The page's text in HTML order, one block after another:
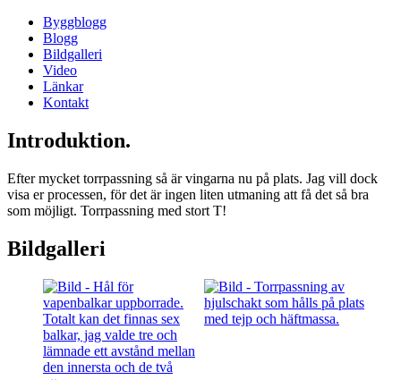
Byggblogg
Blogg
Bildgalleri
Video
Länkar
Kontakt
Introduktion.
Efter mycket torrpassning så är vingarna nu på plats. Jag vill dock
visa er processen, för det är ingen liten utmaning att få det så bra
som möjligt. Torrpassning med stort T!
Bildgalleri